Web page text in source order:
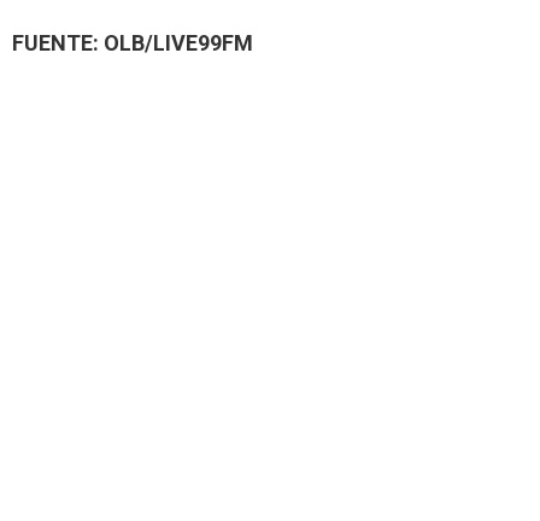
FUENTE: OLB/LIVE99FM